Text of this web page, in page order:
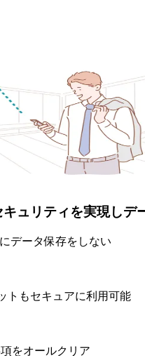
ュリティを実現しデ
データ保存をしない
トもセキュアに利用可能
をオールクリア